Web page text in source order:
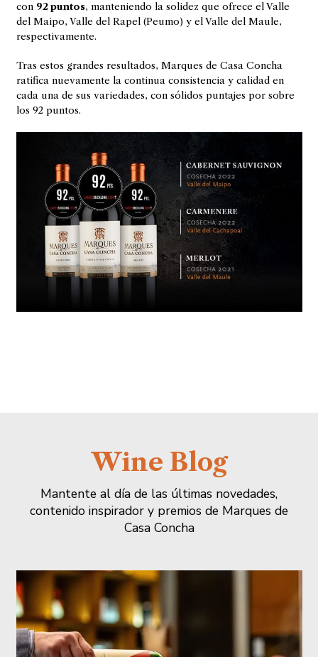
con 92 puntos, manteniendo la solidez que ofrece el Valle
del Maipo, Valle del Rapel (Peumo) y el Valle del Maule,
respectivamente.
Tras estos grandes resultados, Marques de Casa Concha
ratifica nuevamente la continua consistencia y calidad en
cada una de sus variedades, con sólidos puntajes por sobre
los 92 puntos.
Wine Blog
Mantente al día de las últimas novedades,
contenido inspirador y premios de Marques de
Casa Concha